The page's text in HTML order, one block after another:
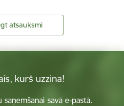
atsauksmi
kurš uzzina!
saņemšanai savā e-pastā.